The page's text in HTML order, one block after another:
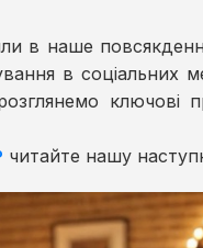
в наше
в
читайте нашу